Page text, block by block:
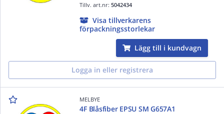
Tillv. art.nr:5042434
Visa tillverkarens
förpackningsstorlekar
Lägg till i kundvagn
Logga in eller registrera
MELBYE
4F Blåsfiber EPSU SM G657A1